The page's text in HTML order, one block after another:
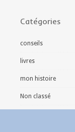
Catégories
conseils
livres
mon histoire
Non classé